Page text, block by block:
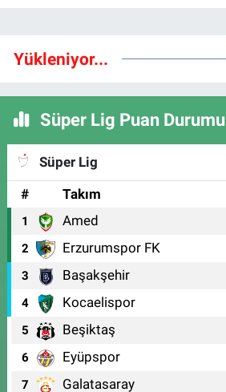
Yükleniyor...
Süper Lig Puan Durumu
Süper Lig
#
Takım
1 Amed
2 Erzurumspor FK
3 Başakşehir
4 Kocaelispor
5 Beşiktaş
6 Eyüpspor
7 Galatasaray